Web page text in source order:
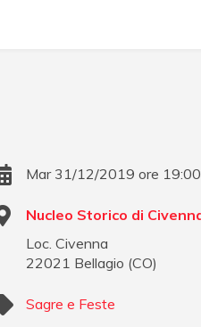
Mar 31/12/2019 ore 19:00
Nucleo Storico di
Loc. Civenna
22021 Bellagio (CO)
Sagre e Feste